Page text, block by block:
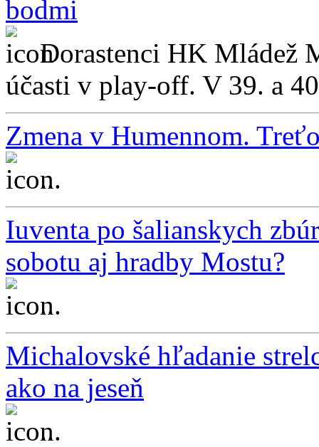
bodmi
Dorastenci HK Mládež
účasti v play-off. V 39. a
Zmena v Humennom.
...
Iuventa po šalianskych
sobotu aj hradby Mostu?
...
Michalovské hľadanie
ako na jeseň
...